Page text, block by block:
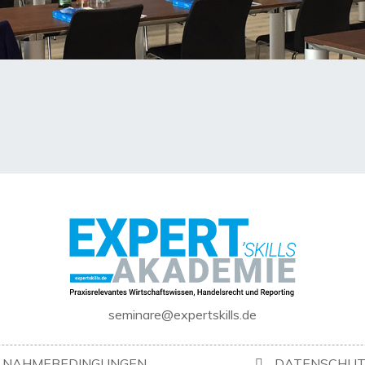
seminare@expertskills.de